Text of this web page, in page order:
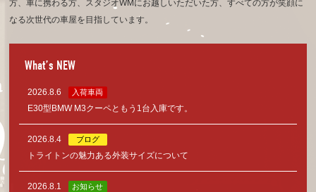
方、車に携わる方、 スタジオWMにお越しいただいた方、すべての方が笑顔に
なる次世代の車屋を目指しています。
What’s NEW
2026.8.6 入荷車両
E30型BMW M3クーペともう1台入庫です。
2026.8.4 ブログ
トライトンの魅力ある外装サイズについて
2026.8.1 お知らせ